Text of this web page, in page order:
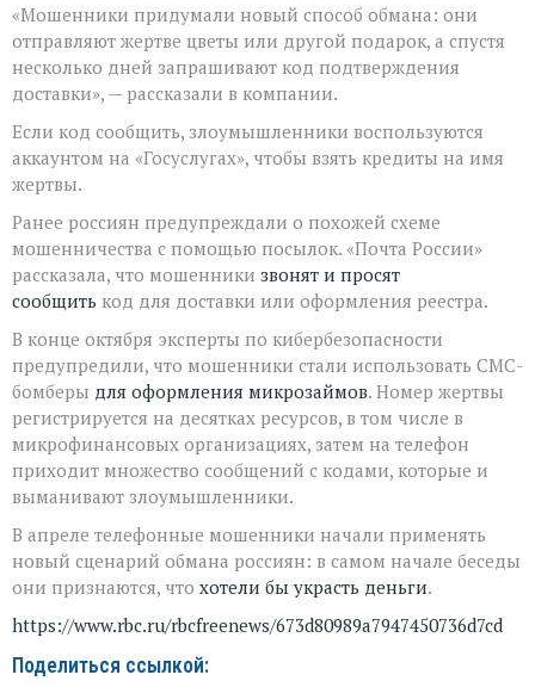
«Мошенники придумали новый способ обмана: они
отправляют жертве цветы или другой подарок, а спустя
несколько дней запрашивают код подтверждения
доставки», — рассказали в компании.
Если код сообщить, злоумышленники воспользуются
аккаунтом на «Госуслугах», чтобы взять кредиты на имя
жертвы.
Ранее россиян предупреждали о похожей схеме
мошенничества с помощью посылок. «Почта России»
рассказала, что мошенники звонят и просят
сообщить код для доставки или оформления реестра.
В конце октября эксперты по кибербезопасности
предупредили, что мошенники стали использовать СМС-
бомберы для оформления микрозаймов. Номер жертвы
регистрируется на десятках ресурсов, в том числе в
микрофинансовых организациях, затем на телефон
приходит множество сообщений с кодами, которые и
выманивают злоумышленники.
В апреле телефонные мошенники начали применять
новый сценарий обмана россиян: в самом начале беседы
они признаются, что хотели бы украсть деньги.
https://www.rbc.ru/rbcfreenews/673d80989a7947450736d7cd
Поделиться ссылкой: